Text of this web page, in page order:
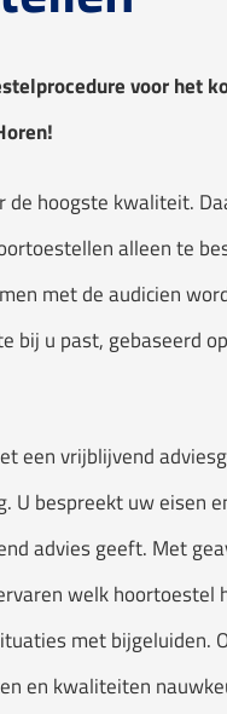
voor het
de hoogste kwaliteit.
alleen te
met de audicien
bij u past, gebaseerd
een vrijblijvend
U bespreekt uw eisen
advies geeft. Met
welk hoortoestel
met bijgeluiden.
en kwaliteiten